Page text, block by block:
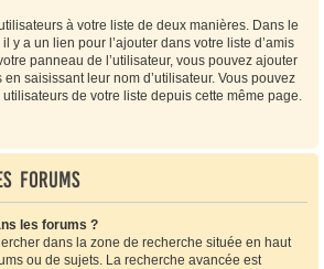
à votre liste de deux manières. Dans le
y a un lien pour l’ajouter dans votre liste d’amis
panneau de l’utilisateur, vous pouvez ajouter
saisissant leur nom d’utilisateur. Vous pouvez
de votre liste depuis cette même page.
forums
les forums ?
dans la zone de recherche située en haut
ou de sujets. La recherche avancée est